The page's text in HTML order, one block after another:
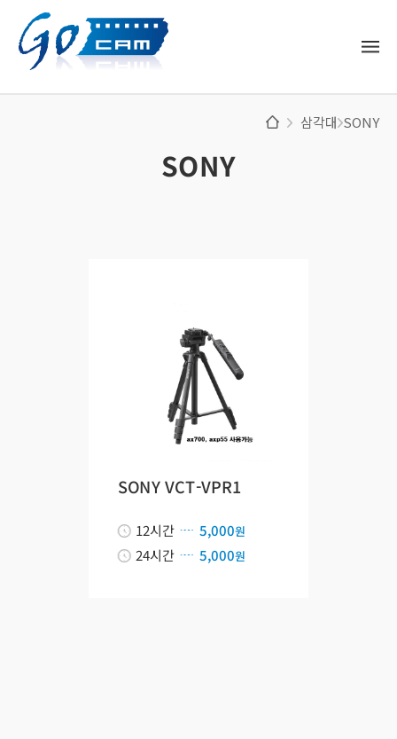
삼각대 SONY
SONY
SONY VCT-VPR1
12시간 5,000원
24시간 5,000원